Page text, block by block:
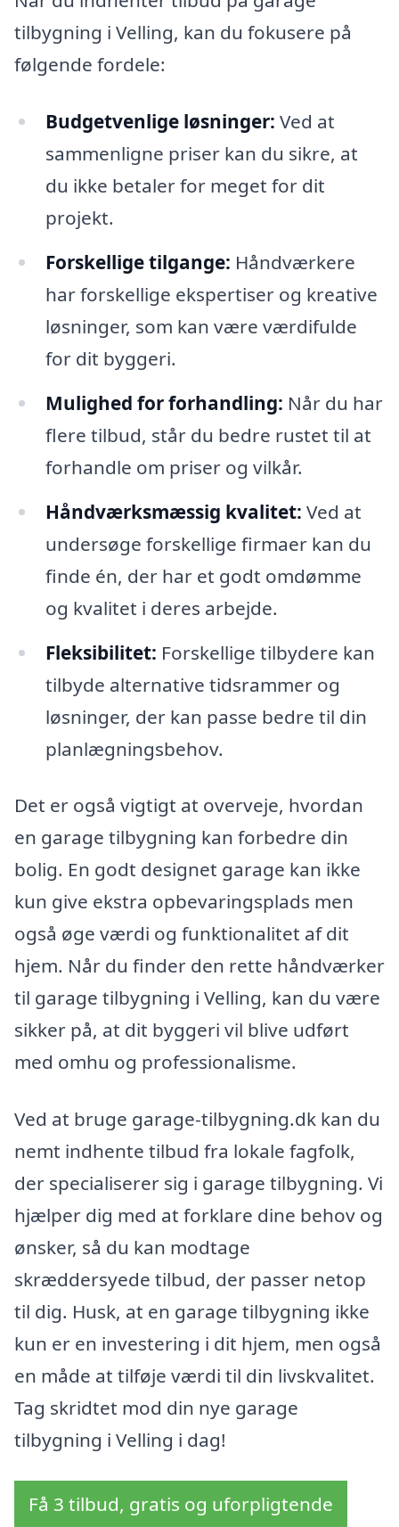
tilbygning i Velling, kan du fokusere på
følgende fordele:
Budgetvenlige løsninger: Ved at
sammenligne priser kan du sikre, at
du ikke betaler for meget for dit
projekt.
Forskellige tilgange: Håndværkere
har forskellige ekspertiser og kreative
løsninger, som kan være værdifulde
for dit byggeri.
Mulighed for forhandling: Når du har
flere tilbud, står du bedre rustet til at
forhandle om priser og vilkår.
Håndværksmæssig kvalitet: Ved at
undersøge forskellige firmaer kan du
finde én, der har et godt omdømme
og kvalitet i deres arbejde.
Fleksibilitet: Forskellige tilbydere kan
tilbyde alternative tidsrammer og
løsninger, der kan passe bedre til din
planlægningsbehov.
Det er også vigtigt at overveje, hvordan
en garage tilbygning kan forbedre din
bolig. En godt designet garage kan ikke
kun give ekstra opbevaringsplads men
også øge værdi og funktionalitet af dit
hjem. Når du finder den rette håndværker
til garage tilbygning i Velling, kan du være
sikker på, at dit byggeri vil blive udført
med omhu og professionalisme.
Ved at bruge garage-tilbygning.dk kan du
nemt indhente tilbud fra lokale fagfolk,
der specialiserer sig i garage tilbygning. Vi
hjælper dig med at forklare dine behov og
ønsker, så du kan modtage
skræddersyede tilbud, der passer netop
til dig. Husk, at en garage tilbygning ikke
kun er en investering i dit hjem, men også
en måde at tilføje værdi til din livskvalitet.
Tag skridtet mod din nye garage
tilbygning i Velling i dag!
Få 3 tilbud, gratis og uforpligtende